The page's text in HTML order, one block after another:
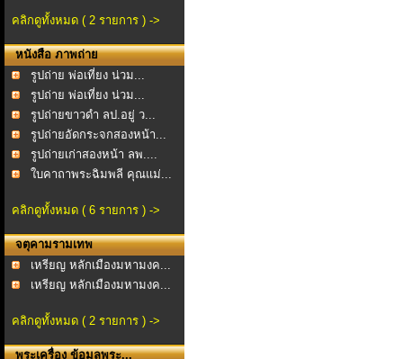
คลิกดูทั้งหมด ( 2 รายการ ) ->
หนังสือ ภาพถ่าย
รูปถ่าย พ่อเที่ยง น่วม...
รูปถ่าย พ่อเที่ยง น่วม...
รูปถ่ายขาวดำ ลป.อยู่ ว...
รูปถ่ายอัดกระจกสองหน้า...
รูปถ่ายเก่าสองหน้า ลพ....
ใบคาถาพระฉิมพลี คุณแม่...
คลิกดูทั้งหมด ( 6 รายการ ) ->
จตุคามรามเทพ
เหรียญ หลักเมืองมหามงค...
เหรียญ หลักเมืองมหามงค...
คลิกดูทั้งหมด ( 2 รายการ ) ->
พระเครื่อง ข้อมูลพระ...